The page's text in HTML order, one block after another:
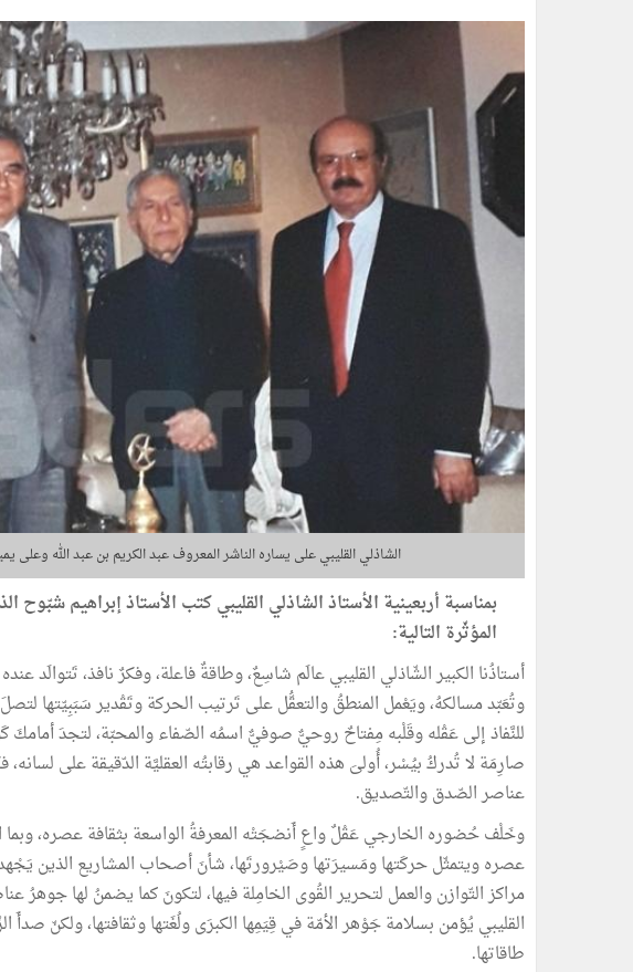
الشاذلي القليبي على يساره الناشر المعروف عبد الكريم بن عبد الله وعلى
بمناسبة أربعينية الأستاذ الشاذلي القليبي كتب الأستاذ إبراهيم
المؤثّرة التالية:
أستاذُنا الكبير الشّاذلي القليبي عالَم شاسِعٌ، وطاقةٌ فاعلة، وفكرٌ نافذ، تَتوالَد
وتُعَبّد مسالكهُ، ويَعْمل المنطقُ والتعقُّل على تَرتيب الحركة وتَقْدير سَبَبِيّتها لتصلَ
للنَّفاذ إلى عَقْله وقَلْبه مِفتاحٌ روحيٌّ صوفيٌّ اسمُه الصّفاء والمحبّة، لتجدَ أمامكَ
صارِمَة لا تُدركُ بيُسْر، أُولىَ هذه القواعد هي رقابتُه العقليَّة الدّقيقة على
عناصر الصّدق والتّصديق.
وخَلْف حُضوره الخارجي عَقْلٌ واعٍ أَنضجَتْه المعرفةُ الواسعة بثقافة عصره،
عصره ويتمثّل حركَتها ومَسيرَتها وصَيْرورتَها، شأنَ أصحاب المشاريع الذين
مراكز التّوازن والعمل لتحرير القُوى الخامِلة فيها، لتكونَ كما يضمنُ لها جوهرُ
القليبي يُؤمن بسلامة جَوْهر الأمّة في قِيَمِها الكبرَى ولُغَتها وثقافتها، ولكنّ
طاقاتها.